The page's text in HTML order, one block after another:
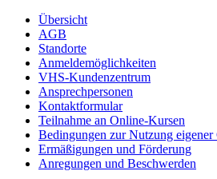
Übersicht
AGB
Standorte
Anmeldemöglichkeiten
VHS-Kundenzentrum
Ansprechpersonen
Kontaktformular
Teilnahme an Online-Kursen
Bedingungen zur Nutzung
Ermäßigungen und Förderung
Anregungen und Beschwerden